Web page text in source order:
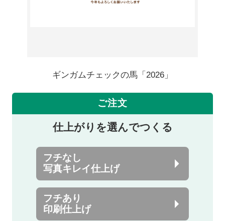
ギンガムチェックの馬「2026」
ご注文
仕上がりを選んでつくる
フチなし
写真キレイ仕上げ
フチあり
印刷仕上げ